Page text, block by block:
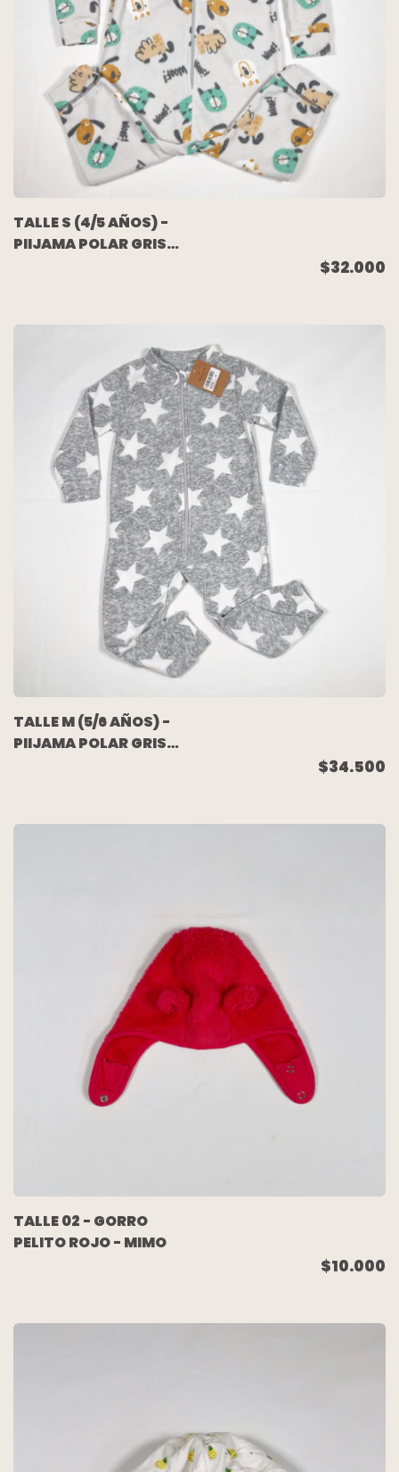
TALLE S (4/5 AÑOS) -
PIIJAMA POLAR GRIS
$32.000
TALLE M (5/6 AÑOS) -
PIIJAMA POLAR GRIS
$34.500
TALLE 02 - GORRO
PELITO ROJO - MIMO
$10.000